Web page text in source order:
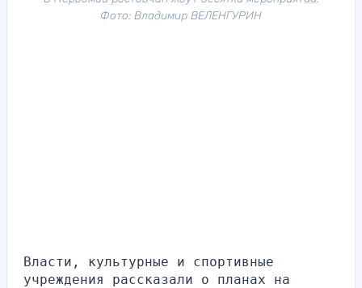
Фото: Владимир ВЕЛЕНГУРИН
Власти, культурные и спортивные
учреждения рассказали о планах на